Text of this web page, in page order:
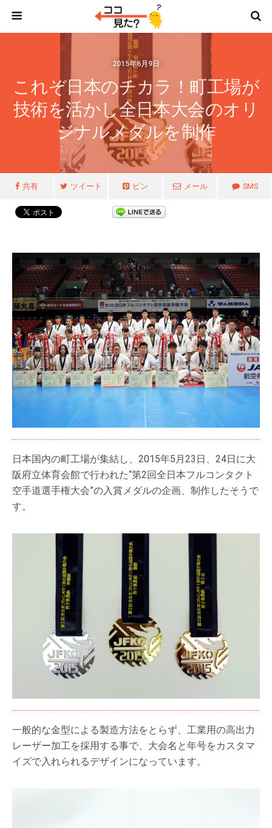
2015年6月9日
これぞ日本のチカラ！町工場が
技術を活かし全日本大会のオリ
ジナルメダルを制作
共有 ツイート ピン メール SMS
日本国内の町工場が集結し、2015年5月23日、24日に大
阪府立体育会館で行われた“第2回全日本フルコンタクト
空手道選手権大会”の入賞メダルの企画、制作したそうで
す。
一般的な金型による製造方法をとらず、工業用の高出力
レーザー加工を採用する事で、大会名と年号をカスタマ
イズで入れられるデザインになっています。